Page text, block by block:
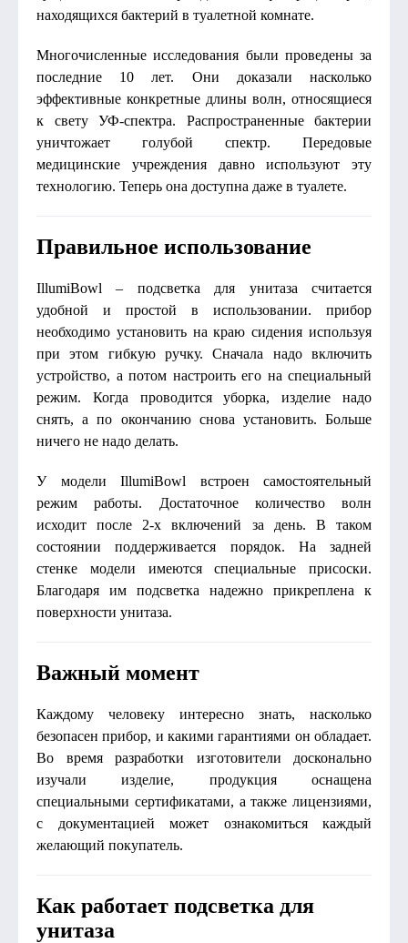
находящихся бактерий в туалетной комнате.
Многочисленные исследования были проведены за
последние 10 лет. Они доказали насколько
эффективные конкретные длины волн, относящиеся
к свету УФ-спектра. Распространенные бактерии
уничтожает голубой спектр. Передовые
медицинские учреждения давно используют эту
технологию. Теперь она доступна даже в туалете.
Правильное использование
IllumiBowl – подсветка для унитаза считается
удобной и простой в использовании. прибор
необходимо установить на краю сидения используя
при этом гибкую ручку. Сначала надо включить
устройство, а потом настроить его на специальный
режим. Когда проводится уборка, изделие надо
снять, а по окончанию снова установить. Больше
ничего не надо делать.
У модели IllumiBowl встроен самостоятельный
режим работы. Достаточное количество волн
исходит после 2-х включений за день. В таком
состоянии поддерживается порядок. На задней
стенке модели имеются специальные присоски.
Благодаря им подсветка надежно прикреплена к
поверхности унитаза.
Важный момент
Каждому человеку интересно знать, насколько
безопасен прибор, и какими гарантиями он обладает.
Во время разработки изготовители досконально
изучали изделие, продукция оснащена
специальными сертификатами, а также лицензиями,
с документацией может ознакомиться каждый
желающий покупатель.
Как работает подсветка для
унитаза